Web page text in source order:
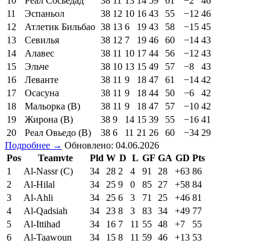
11
Эспаньол 38 12 10 16 43 55 −12 46
12
Атлетик Бильбао 38 13 6 19 43 58 −15 45
13
Севилья 38 12 7 19 46 60 −14 43
14
Алавес 38 11 10 17 44 56 −12 43
15
Эльче 38 10 13 15 49 57 −8
43
16
Леванте 38 11 9 18 47 61 −14 42
17
Осасуна 38 11 9 18 44 50 −6
42
18
Мальорка (В) 38 11 9 18 47 57 −10 42
19
Жирона (В) 38 9 14 15 39 55 −16 41
20
Реал Овьедо (В) 38 6 11 21 26 60 −34 29
Подробнее → Обновлено: 04.06.2026
Pos
Teamvte Pld W D L GF GA GD Pts
1
Al-Nassr (C) 34 28 2 4 91 28 +63 86
2
Al-Hilal 34 25 9 0 85 27 +58 84
3
Al-Ahli 34 25 6 3 71 25 +46 81
4
Al-Qadsiah 34 23 8 3 83 34 +49 77
5
Al-Ittihad 34 16 7 11 55 48 +7
55
6
Al-Taawoun 34 15 8 11 59 46 +13 53